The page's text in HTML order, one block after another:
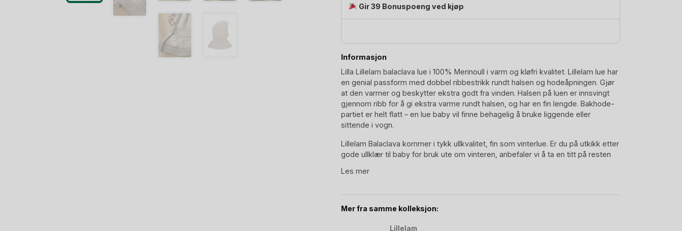
Gir 39 Bonuspoeng ved kjøp
Informasjon
Lilla Lillelam balaclava lue i 100% Merinoull i varm og kløfri kvalitet. Lillelam lue har
en genial passform med dobbel ribbestrikk rundt halsen og hodeåpningen. Gjør
at den varmer og beskytter ekstra godt fra vinden. Halsen på luen er innsvingt
gjennom ribb for å gi ekstra varme rundt halsen, og har en fin lengde. Bakhode-
partiet er helt flatt – en lue baby vil finne behagelig å bruke liggende eller
sittende i vogn.
Lillelam Balaclava kommer i tykk ullkvalitet, fin som vinterlue. Er du på utkikk etter
gode ullklær til baby for bruk ute om vinteren, anbefaler vi å ta en titt på resten
Lillelam Ull:
Les mer
Mer fra samme kolleksjon:
Lillelam